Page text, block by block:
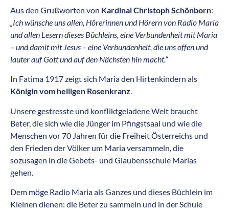
Aus den Grußworten von Kardinal Christoph Schönborn:
„Ich wünsche uns allen, Hörerinnen und Hörern von Radio Maria
und allen Lesern dieses Büchleins, eine Verbundenheitmit Maria
– und damit mit Jesus – eine Verbundenheit, die uns offen und
lauter auf Gott und auf den Nächsten hin macht.“
In Fatima 1917 zeigt sich Maria den Hirtenkindern als
Königin vom heiligen Rosenkranz.
Unsere gestresste und konfliktgeladene Welt braucht
Beter, die sich wie die Jünger im Pfingstsaal und wie die
Menschen vor 70 Jahren für die Freiheit Österreichs und
den Frieden der Völker um Maria versammeln, die
sozusagen in die Gebets- und Glaubensschule Marias
gehen.
Dem möge Radio Maria als Ganzes und dieses Büchlein im
Kleinen dienen: die Beter zu sammeln und in der Schule